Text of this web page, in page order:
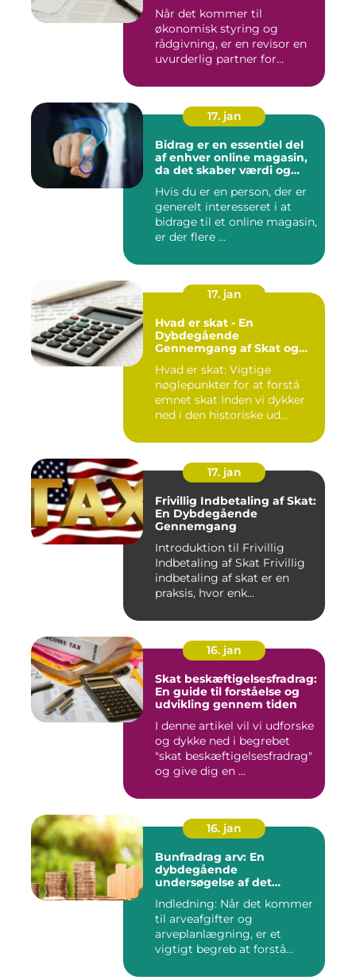
Når det kommer til
økonomisk styring og
rådgivning, er en revisor en
uvurderlig partner for
17. jan
Bidrag er en essentiel del
af enhver online magasin,
da det skaber værdi og
engagerer læsere og
bidragsydere
Hvis du er en person, der er
generelt interesseret i at
bidrage til et online magasin,
er der flere ...
17. jan
Hvad er skat - En
Dybdegående
Gennemgang af Skat og
Tid
Hvad er skat: Vigtige
nøglepunkter for at forstå
emnet skat Inden vi dykker
ned i den historiske ud...
17. jan
Frivillig Indbetaling af Skat:
En Dybdegående
Gennemgang
Introduktion til Frivillig
Indbetaling af Skat Frivillig
indbetaling af skat er en
praksis, hvor enk...
16. jan
Skat beskæftigelsesfradrag:
En guide til forståelse og
udvikling gennem tiden
I denne artikel vil vi udforske
og dykke ned i begrebet
"skat beskæftigelsesfradrag"
og give dig en ...
16. jan
Bunfradrag arv: En
dybdegående
undersøgelse af det
Indledning: Når det kommer
til arveafgifter og
arveplanlægning, er et
vigtigt begreb at forstå